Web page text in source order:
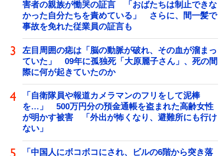
害者の親族が慟哭の証言 「おばたちは制止できな
かった自分たちを責めている」 さらに、間一髪で
事故を免れた従業員の証言も
左目周囲の痣は「脳の動脈が破れ、その血が溜まっ
ていた」 09年に孤独死「大原麗子さん」、死の間
際に何が起きていたのか
「自衛隊員や報道カメラマンのフリをして泥棒
を…」 500万円分の預金通帳を盗まれた高齢女性
が明かす被害 「外出が怖くなり、避難所にも行け
ない」
「中国人にボコボコにされ、ビルの6階から突き落